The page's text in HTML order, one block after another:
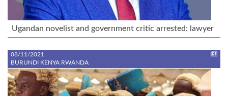
Ugandan novelist and government critic arrested: lawyer
08/11/2021
BURUNDI KENYA RWANDA